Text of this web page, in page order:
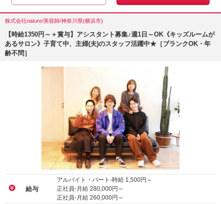
株式会社nature/美容師/神奈川県(横浜市)
【時給1350円～＋賞与】アシスタント募集♪週1日～OK《キッズルームが
あるサロン》子育て中、主婦(夫)のスタッフ活躍中★［ブランクOK・年
齢不問］
給与
アルバイト・パート-時給 1,500円～
正社員-月給 280,000円～
正社員-月給 260,000円～